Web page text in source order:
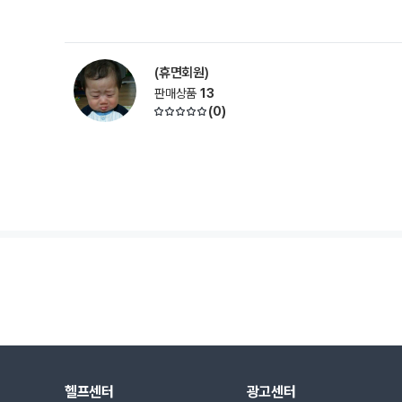
(휴면회원)
판매상품 13
(0)
헬프센터 광고센터